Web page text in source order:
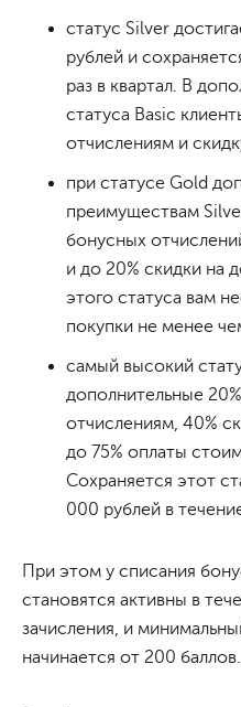
статус Silver
рублей и
раз в квартал. В
статуса Basic
отчислениям и
при статусе Gold
преимуществам
бонусных
и до 20% скидки на
этого статуса вам
покупки не менее
самый высокий
дополнительные
отчислениям, 40%
до 75% оплаты
Сохраняется этот
000 рублей в
При этом у списания
становятся активны в
зачисления, и
начинается от 200 баллов.